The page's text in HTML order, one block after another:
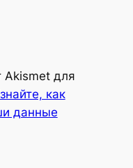
Akismet для
как
данные